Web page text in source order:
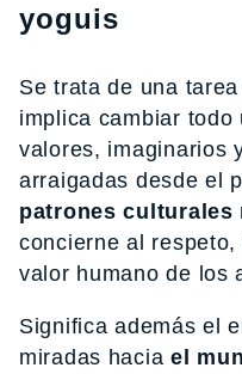
yoguis
Se trata de una
implica cambiar todo
valores, imaginarios
arraigadas desde el
patrones culturales
concierne al
valor humano de los
Significa además el
miradas haciael